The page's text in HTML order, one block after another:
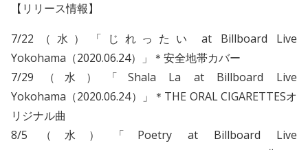
【リリース情報】
7/22（水）「じれったい at Billboard Live
Yokohama（2020.06.24）」＊安全地帯カバー
7/29（水）「Shala La at Billboard Live
Yokohama（2020.06.24）」＊THE ORAL CIGARETTESオ
リジナル曲
8/5（水）「Poetry at Billboard Live